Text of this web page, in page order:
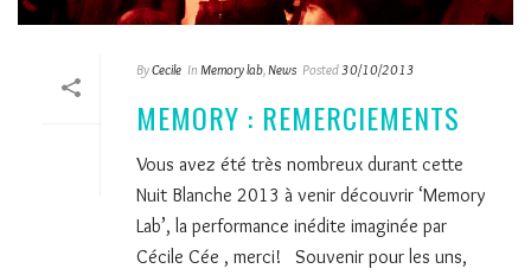
ByCecile In Memory lab,News Posted30/10/2013
MEMORY : REMERCIEMENTS
Vous avez été très nombreux durant cette
Nuit Blanche 2013 à venir découvrir ‘Memory
Lab’, la performance inédite imaginée par
Cécile Cée , merci! Souvenir pour les uns,